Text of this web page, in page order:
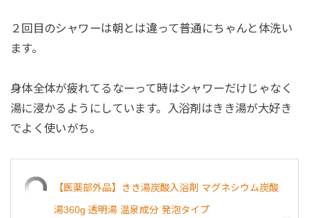
２回目のシャワーは朝とは違って普通にちゃんと体洗い
ます。
身体全体が疲れてるなーって時はシャワーだけじゃなく
湯に浸かるようにしています。入浴剤はきき湯が大好き
でよく使いがち。
【医薬部外品】きき湯炭酸入浴剤 マグネシウム炭酸
湯360g 透明湯 温泉成分 発泡タイプ